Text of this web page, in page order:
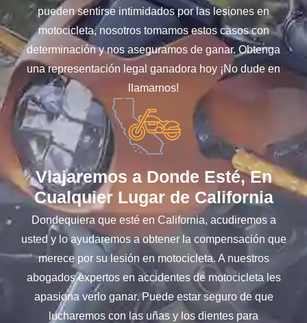
pueden sentirse intimidados por las lesiones en
motocicleta, nosotros tomamos estos casos con
determinación y nos aseguramos de ganar. Obtenga
una representación legal ganadora hoy ¡No dude en
llamarnos!
Viajaremos a Donde Esté, En
Cualquier Lugar de California
Dondequiera que esté en California, acudiremos a
usted y lo ayudaremos a obtener la compensación que
merece por su lesión en motocicleta. A nuestros
abogados expertos en accidentes de motocicleta les
apasiona verlo ganar. Puede estar seguro de que
lucharemos con las uñas y los dientes para